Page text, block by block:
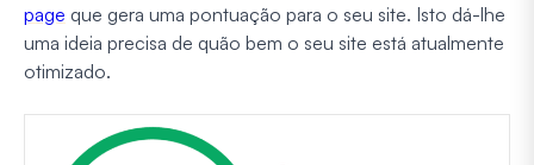
page que gera uma pontuação para o seu site. Isto dá-lhe
uma ideia precisa de quão bem o seu site está atualmente
otimizado.